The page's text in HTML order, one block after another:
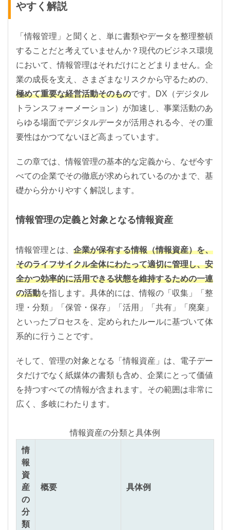
やすく解説
「情報管理」と聞くと、単に書類やデータを整理整頓
することだと考えていませんか？現代のビジネス環境
において、情報管理はそれだけにとどまりません。企
業の成長を支え、さまざまなリスクから守るための、
極めて重要な経営活動そのものです。DX（デジタル
トランスフォーメーション）が加速し、事業活動のあ
らゆる場面でデジタルデータが活用される今、その重
要性はかつてないほど高まっています。
この章では、情報管理の基本的な定義から、なぜ今す
べての企業でその徹底が求められているのかまで、基
礎から分かりやすく解説します。
情報管理の定義と対象となる情報資産
情報管理とは、 企業が保有する情報（情報資産）を、
そのライフサイクル全体にわたって適切に管理し、安
全かつ効率的に活用できる状態を維持するための一連
の活動を指します。具体的には、情報の「収集」「整
理・分類」「保管・保存」「活用」「共有」「廃棄」
といったプロセスを、定められたルールに基づいて体
系的に行うことです。
そして、管理の対象となる「情報資産」は、電子デー
タだけでなく紙媒体の書類も含め、企業にとって価値
を持つすべての情報が含まれます。その範囲は非常に
広く、多岐にわたります。
情報資産の分類と具体例
情
報
資
産
の
分
類
概要 具体例